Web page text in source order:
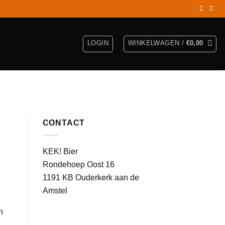
LOGIN WINKELWAGEN / €0,00
CONTACT
KEK! Bier
Rondehoep Oost 16
1191 KB Ouderkerk aan de
Amstel